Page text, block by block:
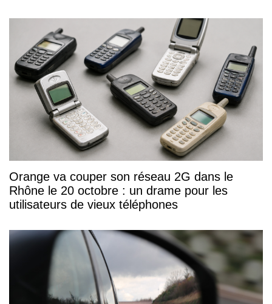
Orange va couper son réseau 2G dans le
Rhône le 20 octobre : un drame pour les
utilisateurs de vieux téléphones